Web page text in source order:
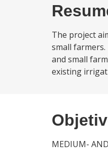
The project
small
and small
existing
MEDIUM-